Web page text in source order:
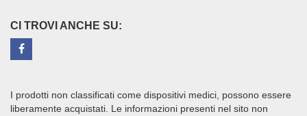
CI TROVI ANCHE SU:
I prodotti non classificati come dispositivi medici, possono essere
liberamente acquistati. Le informazioni presenti nel sito non